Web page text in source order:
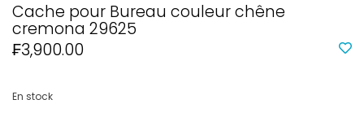
Cache pour Bureau couleur chêne
cremona 29625
₣3,900.00
En stock